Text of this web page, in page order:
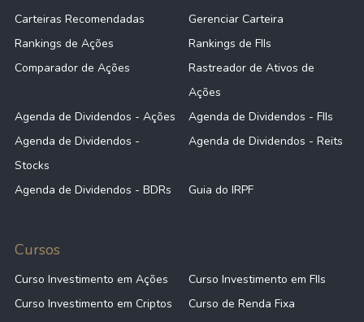
Carteiras Recomendadas
Gerenciar Carteira
Rankings de Ações
Rankings de FIIs
Comparador de Ações
Rastreador de Ativos de
Ações
Agenda de Dividendos - Ações
Agenda de Dividendos - FIIs
Agenda de Dividendos -
Stocks
Agenda de Dividendos - Reits
Agenda de Dividendos - BDRs Guia do IRPF
Cursos
Curso Investimento em Ações
Curso Investimento em FIIs
Curso Investimento em Criptos
Curso de Renda Fixa